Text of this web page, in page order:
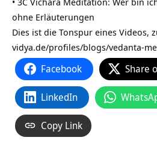
ohne Erläuterungen
Dies ist die Tonspur eines Videos,
vidya.de/profiles/blogs/vedanta-
Facebook Share
LinkedIn
Copy Link